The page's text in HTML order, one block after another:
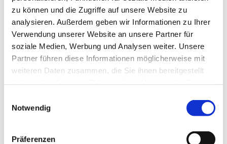
zu können und die Zugriffe auf unsere Website zu
analysieren. Außerdem geben wir Informationen zu Ihrer
Verwendung unserer Website an unsere Partner für
soziale Medien, Werbung und Analysen weiter. Unsere
Partner führen diese Informationen möglicherweise mit
weiteren Daten zusammen, die Sie ihnen bereitgestellt
Notwendig
Präferenzen